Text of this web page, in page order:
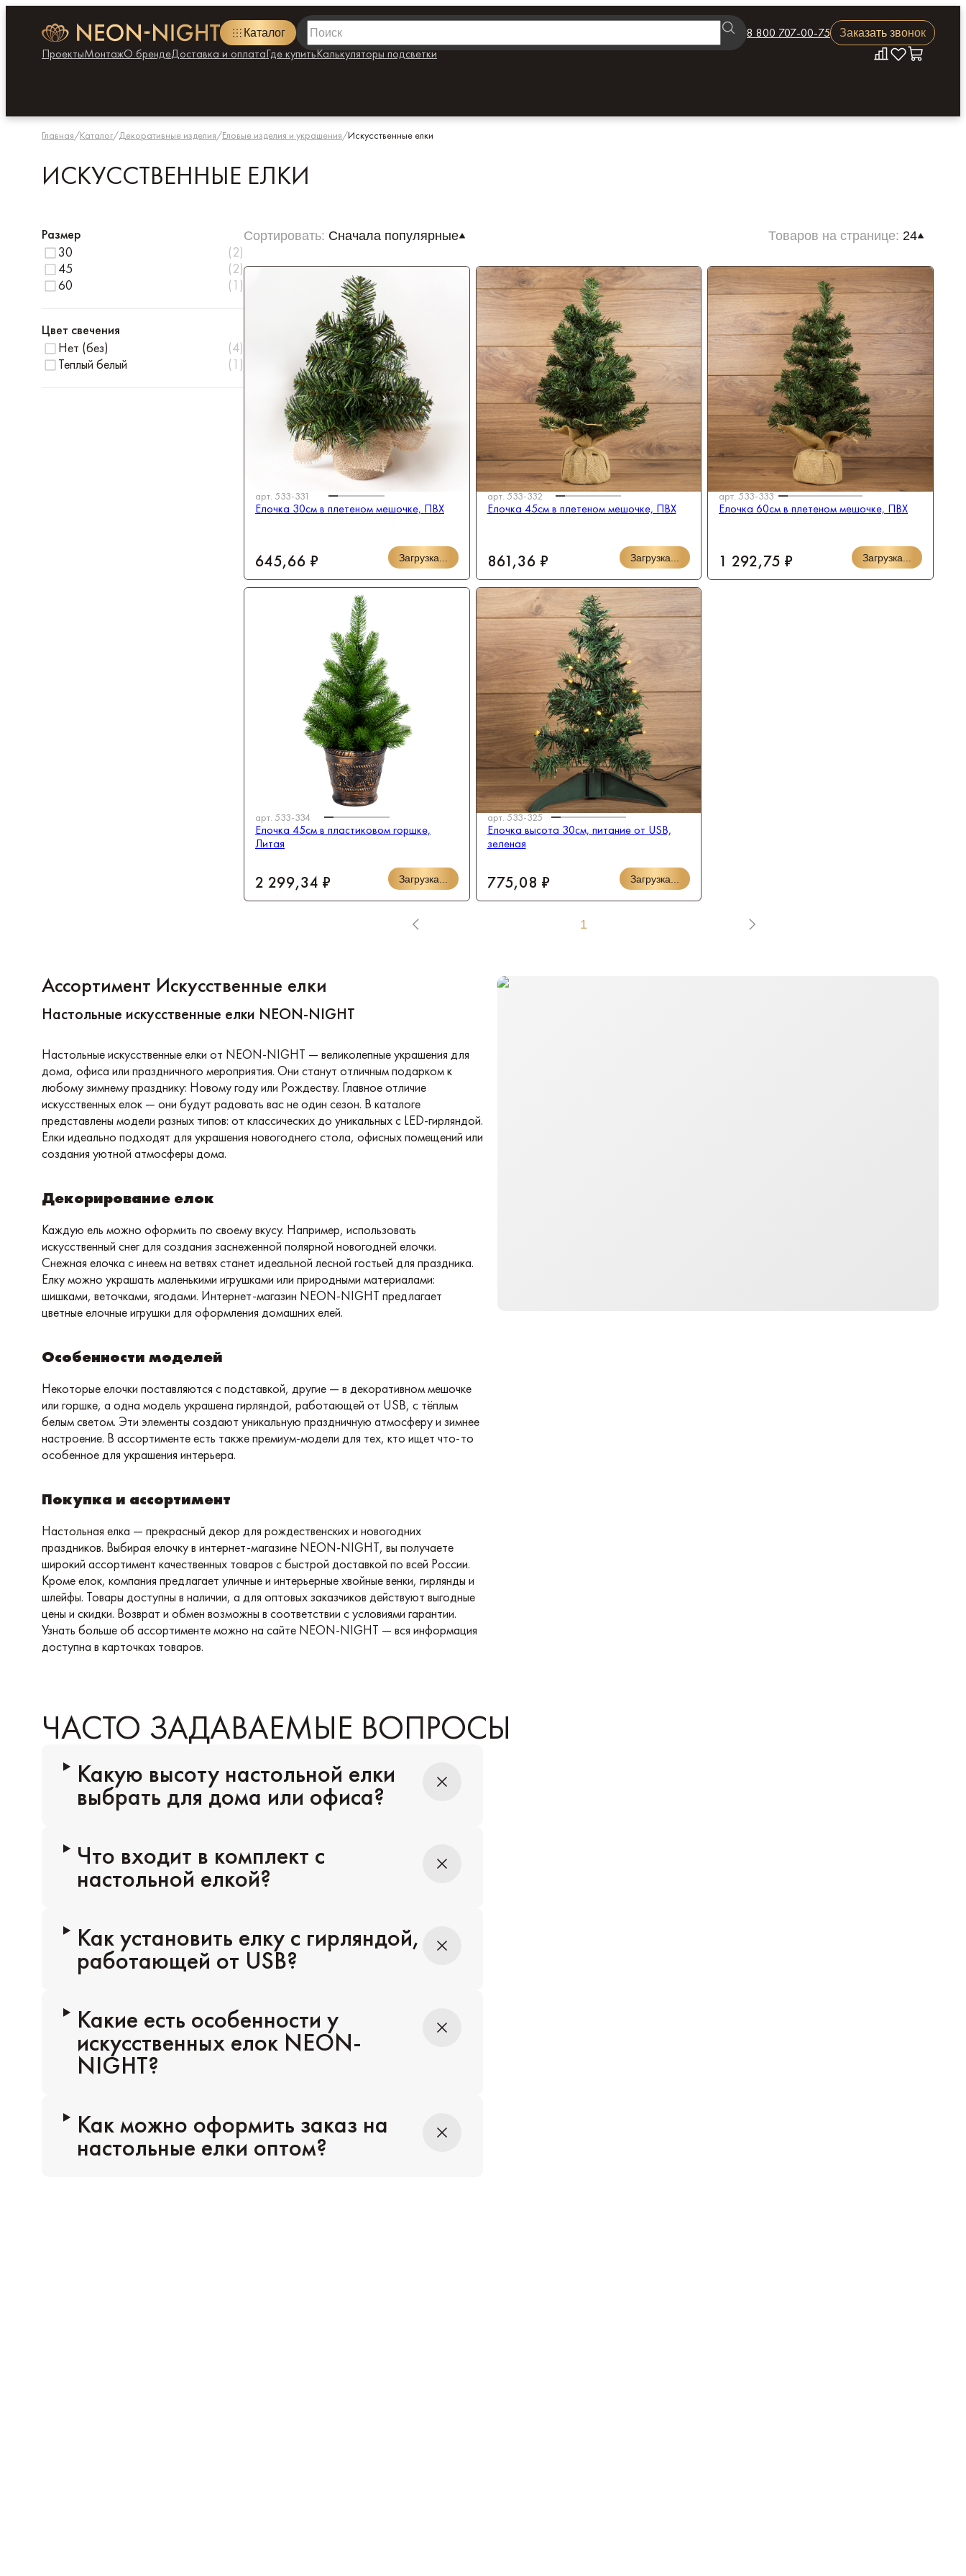
Каталог 8 800 707-00-75 Заказать звонок
ПроектыМонтажО брендеДоставка и оплатаГде купитьКалькуляторы подсветки
Главная/Каталог/Декоративные изделия/Еловые изделия и украшения/Искусственные елки
ИСКУССТВЕННЫЕ ЕЛКИ
Размер
30
(2)
45
(2)
60
( 1 )
Цвет свечения
Нет (без)
(4)
Теплый белый
( 1 )
Сортировать: Сначала популярные Товаров на странице: 24
арт. 533-331
Елочка 30см в плетеном мешочке, ПВХ
645,66 ₽ Загрузка...
арт. 533-332
Елочка 45см в плетеном мешочке, ПВХ
861,36 ₽ Загрузка...
арт. 533-333
Елочка 60см в плетеном мешочке, ПВХ
1 292,75 ₽ Загрузка...
арт. 533-334
Елочка 45см в пластиковом горшке,
Литая
2 299,34 ₽ Загрузка...
арт. 533-325
Елочка высота 30см, питание от USB,
зеленая
775,08 ₽ Загрузка...
1
Ассортимент Искусственные елки
Настольные искусственные елки NEON-NIGHT
Настольные искусственные елки от NEON-NIGHT — великолепные украшения для
дома, офиса или праздничного мероприятия. Они станут отличным подарком к
любому зимнему празднику: Новому году или Рождеству. Главное отличие
искусственных елок — они будут радовать вас не один сезон. В каталоге
представлены модели разных типов: от классических до уникальных с LED-гирляндой.
Елки идеально подходят для украшения новогоднего стола, офисных помещений или
создания уютной атмосферы дома.
Декорирование елок
Каждую ель можно оформить по своему вкусу. Например, использовать
искусственный снег для создания заснеженной полярной новогодней елочки.
Снежная елочка с инеем на ветвях станет идеальной лесной гостьей для праздника.
Елку можно украшать маленькими игрушками или природными материалами:
шишками, веточками, ягодами. Интернет-магазин NEON-NIGHT предлагает
цветные елочные игрушки для оформления домашних елей.
Особенности моделей
Некоторые елочки поставляются с подставкой, другие — в декоративном мешочке
или горшке, а одна модель украшена гирляндой, работающей от USB, с тёплым
белым светом. Эти элементы создают уникальную праздничную атмосферу и зимнее
настроение. В ассортименте есть также премиум-модели для тех, кто ищет что-то
особенное для украшения интерьера.
Покупка и ассортимент
Настольная елка — прекрасный декор для рождественских и новогодних
праздников. Выбирая елочку в интернет-магазине NEON-NIGHT, вы получаете
широкий ассортимент качественных товаров с быстрой доставкой по всей России.
Кроме елок, компания предлагает уличные и интерьерные хвойные венки, гирлянды и
шлейфы. Товары доступны в наличии, а для оптовых заказчиков действуют выгодные
цены и скидки. Возврат и обмен возможны в соответствии с условиями гарантии.
Узнать больше об ассортименте можно на сайте NEON-NIGHT — вся информация
доступна в карточках товаров.
ЧАСТО ЗАДАВАЕМЫЕ ВОПРОСЫ
Какую высоту настольной елки
выбрать для дома или офиса?
Что входит в комплект с
настольной елкой?
Как установить елку с гирляндой,
работающей от USB?
Какие есть особенности у
искусственных елок NEON-
NIGHT?
Как можно оформить заказ на
настольные елки оптом?